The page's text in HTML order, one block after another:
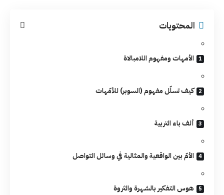
المحتويات
الأمهات ومفهوم اللامبالاة
كيف تسلّل مفهوم (السوبر) للأمّهات
ألف باء التربية
الأمّ بين الواقعية والمثالية في وسائل التواصل
هوس التفكير بالشهرة والثروة